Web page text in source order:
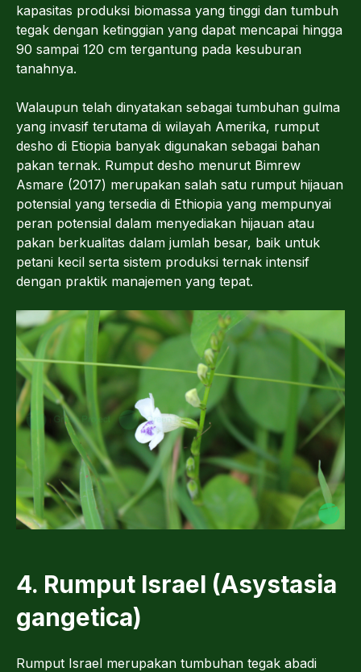
kapasitas produksi biomassa yang tinggi dan tumbuh
tegak dengan ketinggian yang dapat mencapai hingga
90 sampai 120 cm tergantung pada kesuburan
tanahnya.
Walaupun telah dinyatakan sebagai tumbuhan gulma
yang invasif terutama di wilayah Amerika, rumput
desho di Etiopia banyak digunakan sebagai bahan
pakan ternak. Rumput desho menurut Bimrew
Asmare (2017) merupakan salah satu rumput hijauan
potensial yang tersedia di Ethiopia yang mempunyai
peran potensial dalam menyediakan hijauan atau
pakan berkualitas dalam jumlah besar, baik untuk
petani kecil serta sistem produksi ternak intensif
dengan praktik manajemen yang tepat.
4. Rumput Israel (Asystasia
gangetica)
Rumput Israel merupakan tumbuhan tegak abadi